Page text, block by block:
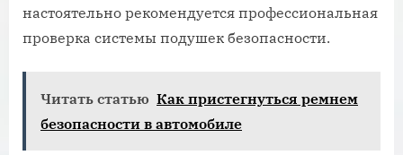
настоятельно рекомендуется профессиональная
проверка системы подушек безопасности.
Читать статью Как пристегнуться ремнем
безопасности в автомобиле